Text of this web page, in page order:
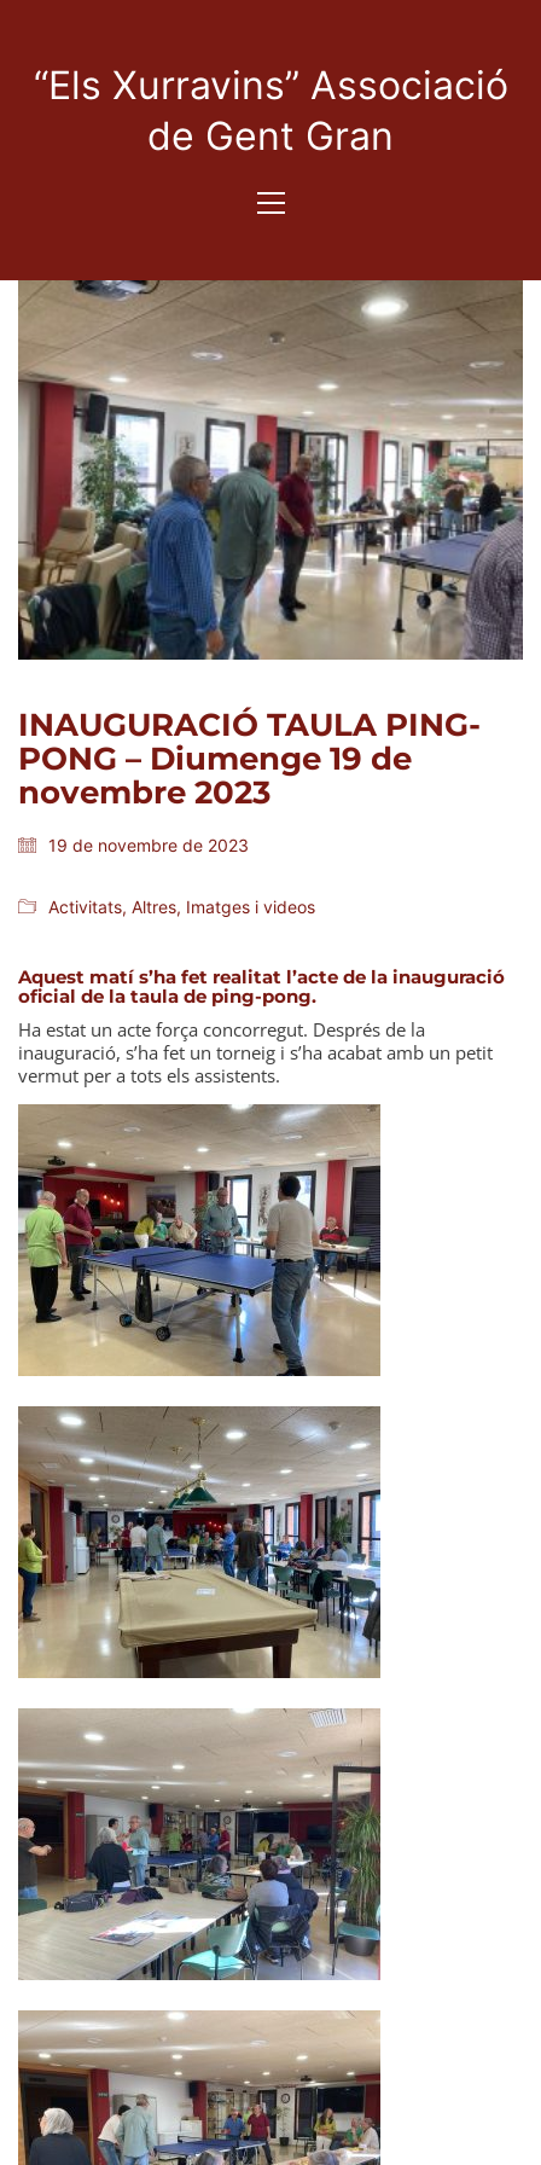
“Els Xurravins” Associació
de Gent Gran
INAUGURACIÓ TAULA PING-
PONG – Diumenge 19 de
novembre 2023
19 de novembre de 2023
Activitats, Altres, Imatges i videos
Aquest matí s’ha fet realitat l’acte de la inauguració
oficial de la taula de ping-pong.
Ha estat un acte força concorregut. Després de la
inauguració, s’ha fet un torneig i s’ha acabat amb un petit
vermut per a tots els assistents.